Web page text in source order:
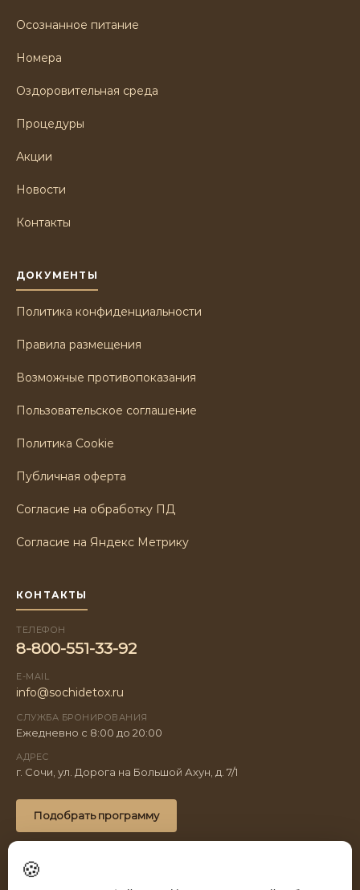
Осознанное питание
Номера
Оздоровительная среда
Процедуры
Акции
Новости
Контакты
ДОКУМЕНТЫ
Политика конфиденциальности
Правила размещения
Возможные противопоказания
Пользовательское соглашение
Политика Cookie
Публичная оферта
Согласие на обработку ПД
Согласие на Яндекс Метрику
КОНТАКТЫ
ТЕЛЕФОН
8-800-551-33-92
E-MAIL
info@sochidetox.ru
СЛУЖБА БРОНИРОВАНИЯ
Ежедневно с 8:00 до 20:00
АДРЕС
г. Сочи, ул. Дорога на Большой Ахун, д. 7/1
Подобрать программу
© 2026 Spatium. Все права защищены.
🍪